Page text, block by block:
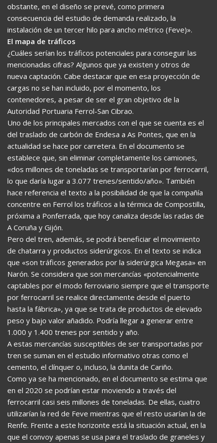
obstante, en el diseño se prevé, como primera
consecuencia del estudio de demanda realizado, la
instalación de un tercer hilo para ancho métrico (Feve)».
El mapa de tráficos
¿Cuáles serían los tráficos potenciales para conseguir las
mencionadas cifras? Algunos que ya existen y otros de
nueva captación. Cabe destacar que en esa proyección de
cargas no se han incluido, por el momento, los
contenedores, a pesar de ser el gran objetivo de la
Autoridad Portuaria Ferrol-San Cibrao.
Uno de los principales mercados con el que se cuenta es el
del traslado de carbón de Endesa a As Pontes, que en la
actualidad se hace por carretera. En el documento se
establece que, sin eliminar completamente los camiones,
«dos millones de toneladas se transportarían por ferrocarril,
lo que daría lugar a 3.077 trenes/sentido/año». También
hace referencia el texto a la posibilidad de que la compañía
concentre en Ferrol los tráficos a la térmica de Compostilla,
próxima a Ponferrada, que hoy canaliza desde las radas de
A Coruña y Gijón.
Pero del tren, además, se podrá beneficiar el movimiento
de chatarra y productos siderúrgicos. En el texto se indica
que «son tráficos generados por la siderúrgica Megasa» en
Narón. Se considera que son mercancías «potencialmente
captables por el modo ferroviario siempre que el transporte
por ferrocarril se realice directamente desde el puerto
hasta la fábrica», ya que se trata de productos de elevado
peso y bajo valor añadido. Podría llegar a generar entre
1.000 y 1.400 trenes por sentido y año.
A estas mercancías susceptibles de ser transportadas por
tren se suman en el estudio informativo otras como el
cemento, el clínquer o, incluso, la dunita de Cariño.
Como ya se ha mencionado, en el documento se estima que
en el 2020 se podrían estar moviendo a través del
ferrocarril casi seis millones de toneladas. De ellas, cuatro
utilizarían la red de Feve mientras que el resto usarían la de
Renfe. Frente a este horizonte está la situación actual, en la
que el convoy apenas se usa para el traslado de graneles y